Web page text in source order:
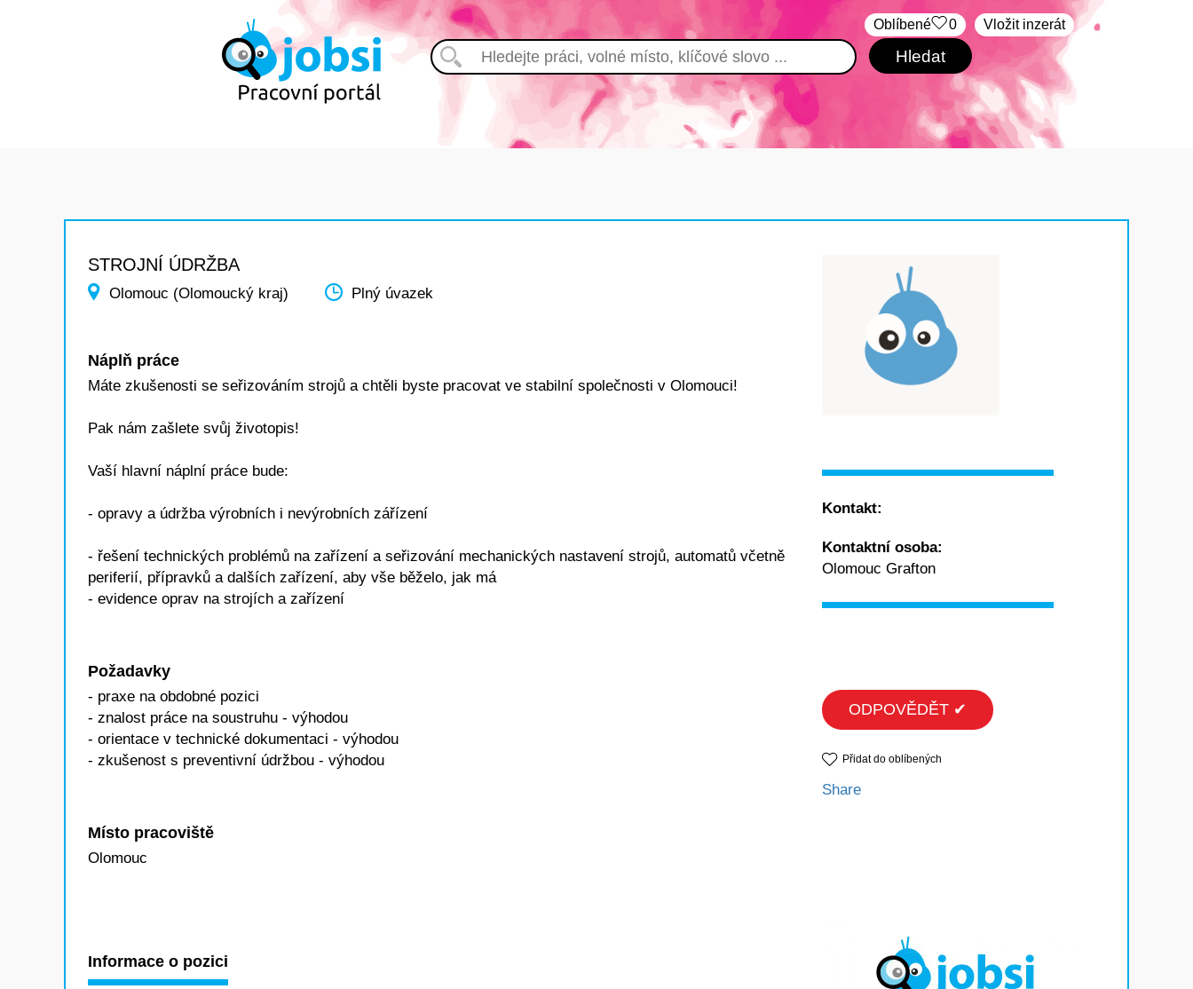
Vložit inzerát
Oblíbené 0
STROJNÍ ÚDRŽBA
Olomouc (Olomoucký kraj) Plný úvazek
Náplň práce
Máte zkušenosti se seřizováním strojů a chtěli byste pracovat ve stabilní společnosti v Olomouci!
Pak nám zašlete svůj životopis!
Vaší hlavní náplní práce bude:
- opravy a údržba výrobních i nevýrobních zářízení
- řešení technických problémů na zařízení a seřizování mechanických nastavení strojů, automatů včetně
periferií, přípravků a dalších zařízení, aby vše běželo, jak má
- evidence oprav na strojích a zařízení
Požadavky
- praxe na obdobné pozici
- znalost práce na soustruhu - výhodou
- orientace v technické dokumentaci - výhodou
- zkušenost s preventivní údržbou - výhodou
Místo pracoviště
Olomouc
Informace o pozici
Kontakt:
Kontaktní osoba:
Olomouc Grafton
ODPOVĚDĚT ✔
Přidat do oblíbených
Share